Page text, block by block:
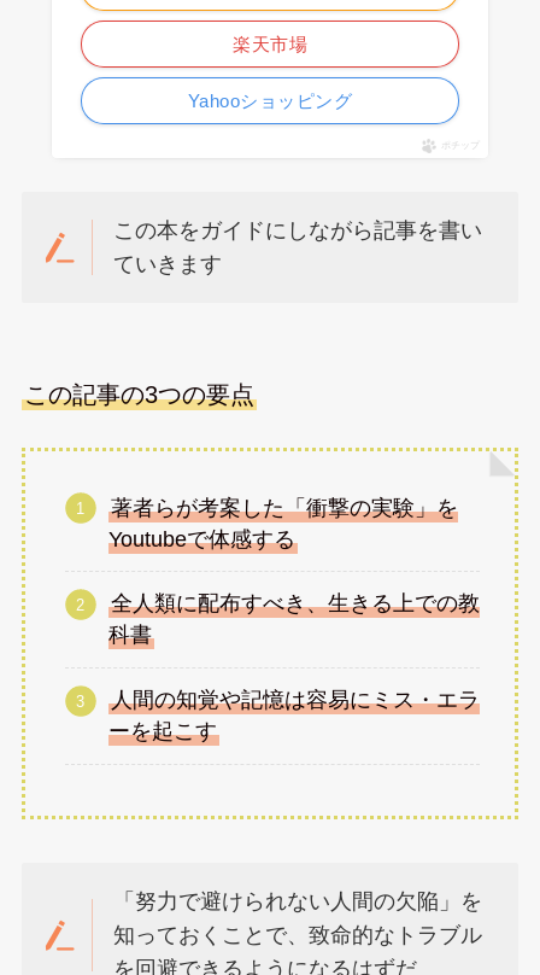
楽天市場
Yahooショッピング
ポチップ
この本をガイドにしながら記事を書い
ていきます
この記事の3つの要点
著者らが考案した「衝撃の実験」を
Youtubeで体感する
全人類に配布すべき、生きる上での教
科書
人間の知覚や記憶は容易にミス・エラ
ーを起こす
「努力で避けられない人間の欠陥」を
知っておくことで、致命的なトラブル
を回避できるようになるはずだ